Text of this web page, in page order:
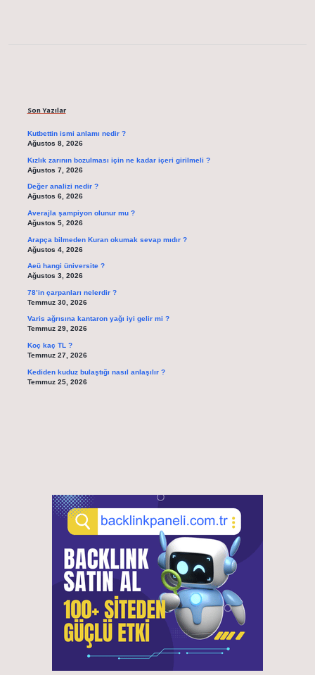
Son Yazılar
Kutbettin ismi anlamı nedir ?
Ağustos 8, 2026
Kızlık zarının bozulması için ne kadar içeri girilmeli ?
Ağustos 7, 2026
Değer analizi nedir ?
Ağustos 6, 2026
Averajla şampiyon olunur mu ?
Ağustos 5, 2026
Arapça bilmeden Kuran okumak sevap mıdır ?
Ağustos 4, 2026
Aeü hangi üniversite ?
Ağustos 3, 2026
78’in çarpanları nelerdir ?
Temmuz 30, 2026
Varis ağrısına kantaron yağı iyi gelir mi ?
Temmuz 29, 2026
Koç kaç TL ?
Temmuz 27, 2026
Kediden kuduz bulaştığı nasıl anlaşılır ?
Temmuz 25, 2026